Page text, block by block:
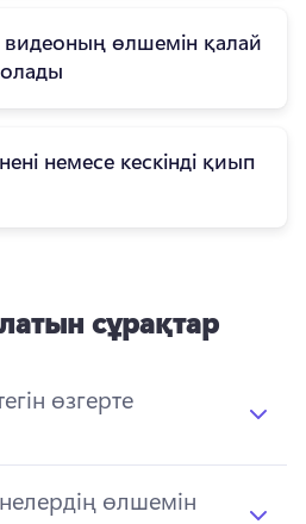
видеоның өлшемін қалай
немесе кескінді қиып
сұрақтар
өзгерте
өлшемін